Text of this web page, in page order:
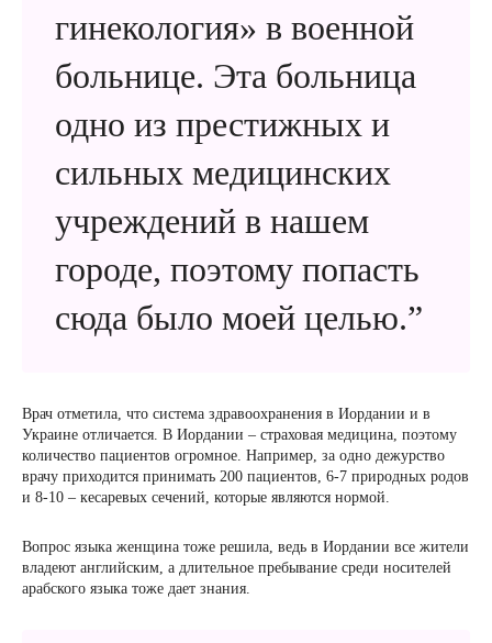
гинекология» в военной
больнице. Эта больница
одно из престижных и
сильных медицинских
учреждений в нашем
городе, поэтому попасть
сюда было моей целью.”
Врач отметила, что система здравоохранения в Иордании и в
Украине отличается. В Иордании – страховая медицина, поэтому
количество пациентов огромное. Например, за одно дежурство
врачу приходится принимать 200 пациентов, 6-7 природных родов
и 8-10 – кесаревых сечений, которые являются нормой.
Вопрос языка женщина тоже решила, ведь в Иордании все жители
владеют английским, а длительное пребывание среди носителей
арабского языка тоже дает знания.